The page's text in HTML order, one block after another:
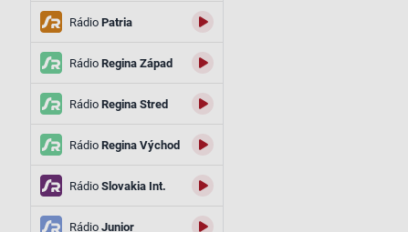
RádioPatria
RádioRegina Západ
RádioRegina Stred
RádioRegina Východ
RádioSlovakia Int.
RádioJunior